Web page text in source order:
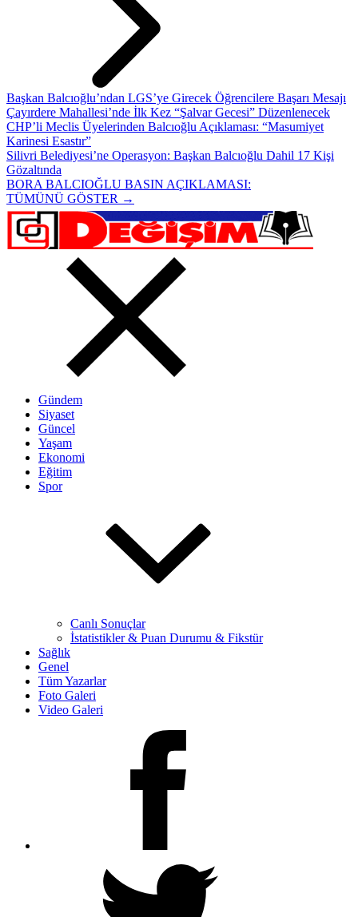
Başkan Balcıoğlu’ndan LGS’ye Girecek Öğrencilere Başarı Mesajı
Çayırdere Mahallesi’nde İlk Kez “Şalvar Gecesi” Düzenlenecek
CHP’li Meclis Üyelerinden Balcıoğlu Açıklaması: “Masumiyet
Karinesi Esastır”
Silivri Belediyesi’ne Operasyon: Başkan Balcıoğlu Dahil 17 Kişi
Gözaltında
BORA BALCIOĞLU BASIN AÇIKLAMASI:
TÜMÜNÜ GÖSTER →
Gündem
Siyaset
Güncel
Yaşam
Ekonomi
Eğitim
Spor
Canlı Sonuçlar
İstatistikler & Puan Durumu & Fikstür
Sağlık
Genel
Tüm Yazarlar
Foto Galeri
Video Galeri